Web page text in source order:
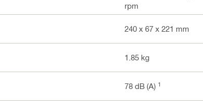
rpm
240 x 67 x 221 mm
1.85 kg
78 dB (A) 1